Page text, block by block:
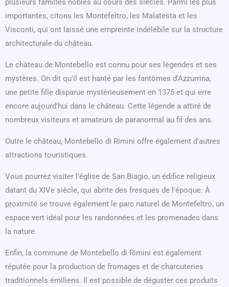
plusieurs familles nobles au cours des siècles. Parmi les plus
importantes, citons les Montefeltro, les Malatesta et les
Visconti, qui ont laissé une empreinte indélébile sur la structure
architecturale du château.
Le château de Montebello est connu pour ses légendes et ses
mystères. On dit qu'il est hanté par les fantômes d'Azzurrina,
une petite fille disparue mystérieusement en 1375 et qui erre
encore aujourd'hui dans le château. Cette légende a attiré de
nombreux visiteurs et amateurs de paranormal au fil des ans.
Outre le château, Montebello di Rimini offre également d'autres
attractions touristiques.
Vous pourrez visiter l'église de San Biagio, un édifice religieux
datant du XIVe siècle, qui abrite des fresques de l'époque. À
proximité se trouve également le parc naturel de Montefeltro, un
espace vert idéal pour les randonnées et les promenades dans
la nature.
Enfin, la commune de Montebello di Rimini est également
réputée pour la production de fromages et de charcuteries
traditionnels émiliens. Il est possible de déguster ces produits